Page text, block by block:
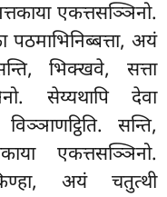
एकत्तसञ्ञिनो.
पठमाभिनिब्बत्ता, अयं
भिक्खवे, सत्ता
सेय्यथापि देवा
सन्ति,
एकत्तसञ्ञिनो.
अयं चतुत्थी